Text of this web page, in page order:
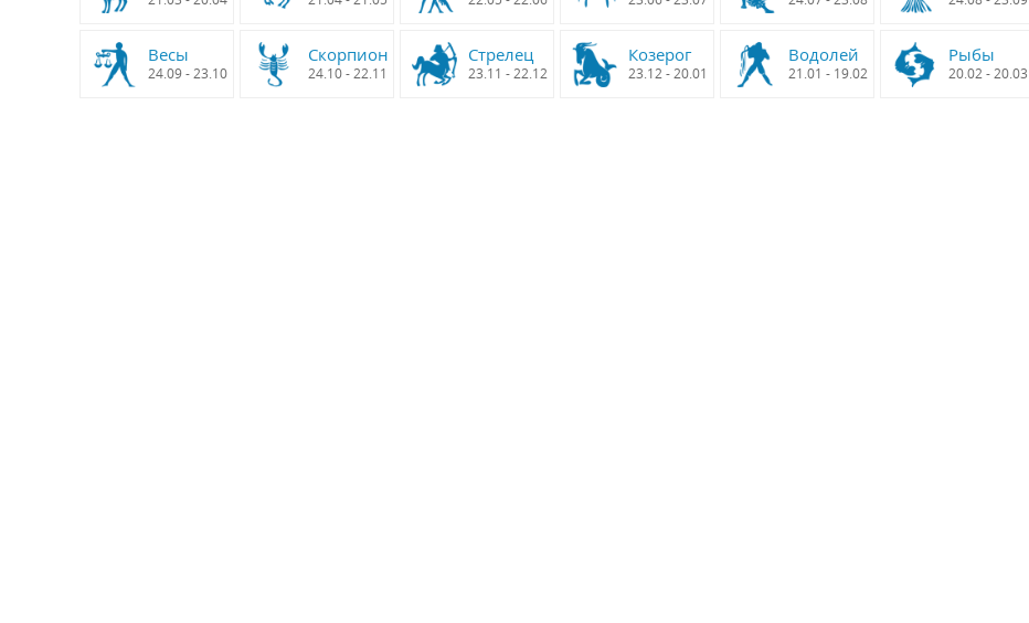
Весы
24.09 - 23.10
Скорпион
24.10 - 22.11
Стрелец
23.11 - 22.12
Козерог
23.12 - 20.01
Водолей
21.01 - 19.02
Рыбы
20.02 - 20.03